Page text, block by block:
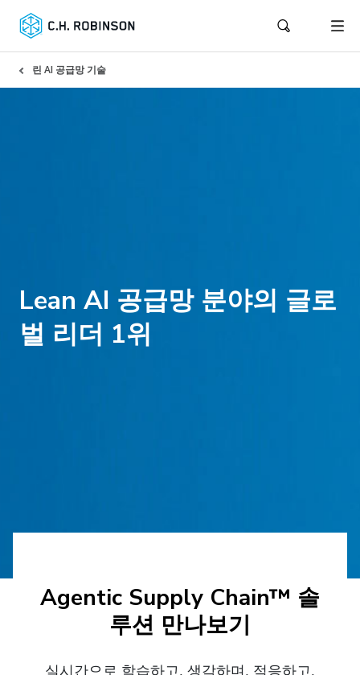
린 AI 공급망 기술
Lean AI 공급망 분야의 글로
벌 리더 1위
Agentic Supply Chain™ 솔
루션 만나보기
실시간으로 학습하고, 생각하며, 적응하고,